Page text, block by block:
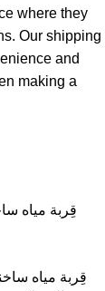
where they
Our shipping
and
making a
قِربة مياه
قِربة مياه